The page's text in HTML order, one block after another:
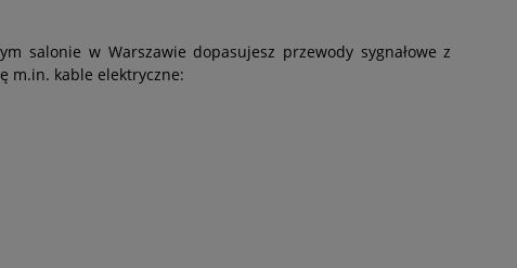
salonie w Warszawie dopasujesz przewody sygnałowe z
m.in. kable elektryczne: